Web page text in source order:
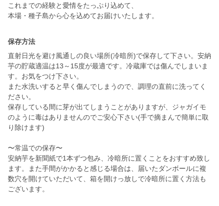
これまでの経験と愛情をたっぷり込めて、
本場・種子島から心を込めてお届けいたします。
保存方法
直射日光を避け風通しの良い場所(冷暗所)で保存して下さい。安納
芋の貯蔵適温は13～15度が最適です。冷蔵庫では傷んでしまいま
す。お気をつけ下さい。
また水洗いすると早く傷んでしまうので、調理の直前に洗ってく
ださい。
保存している間に芽が出てしまうことがありますが、ジャガイモ
のように毒はありませんのでご安心下さい(手で摘まんで簡単に取
り除けます)
〜常温での保存〜
安納芋を新聞紙で1本ずつ包み、冷暗所に置くことをおすすめ致し
ます。また手間がかかると感じる場合は、届いたダンボールに複
数穴を開けていただいて、箱を開けっ放しで冷暗所に置く方法も
ございます。